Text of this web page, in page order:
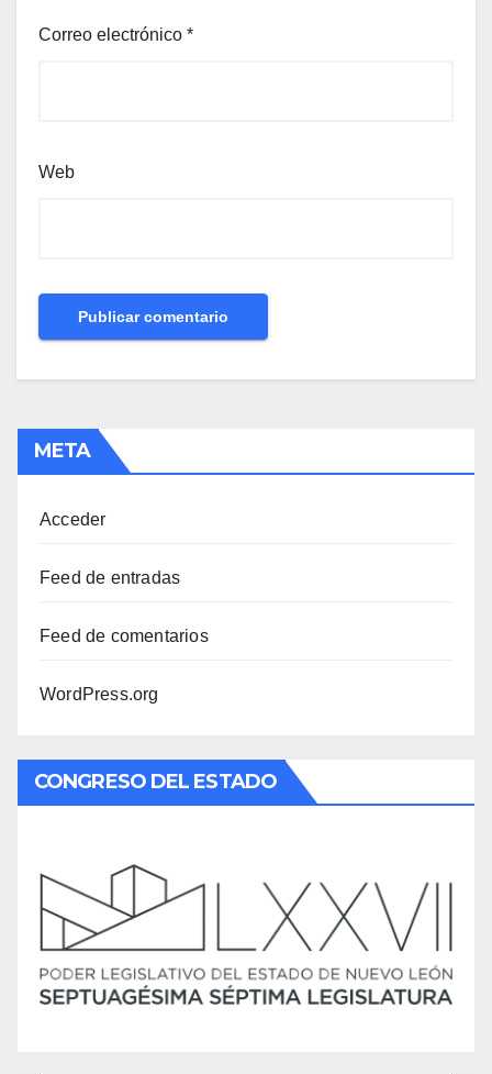
Correo electrónico *
Web
META
Acceder
Feed de entradas
Feed de comentarios
WordPress.org
CONGRESO DEL ESTADO